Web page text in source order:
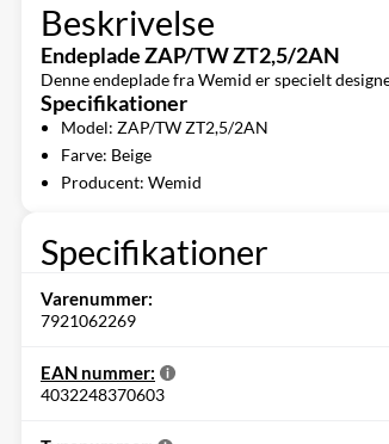
Beskrivelse
Endeplade ZAP/TW ZT2,5/2AN
Denne endeplade fra Wemid er specielt
Specifikationer
Model: ZAP/TW ZT2,5/2AN
Farve: Beige
Producent: Wemid
Specifikationer
Varenummer:
7921062269
EAN nummer:
4032248370603